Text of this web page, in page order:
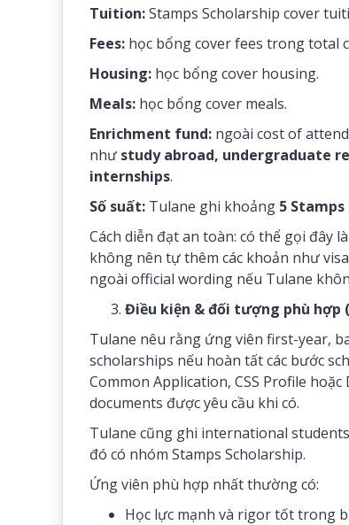
Tuition:Stamps Scholarship cover
Fees: học bổng cover fees trong total
Housing: học bổng cover housing.
Meals: học bổng cover meals.
Enrichment fund: ngoài cost of
như study abroad, undergraduate
internships.
Số suất: Tulane ghi khoảng 5
Cách diễn đạt an toàn: có thể gọi đây
không nên tự thêm các khoản như
ngoài official wording nếu Tulane
Điều kiện & đối tượng phù hợp
Tulane nêu rằng ứng viên first-year,
scholarships nếu hoàn tất các bước
Common Application, CSS Profile
documents được yêu cầu khi có.
Tulane cũng ghi international
đó có nhóm Stamps Scholarship.
Ứng viên phù hợp nhất thường có:
Học lực mạnh và rigor tốt trong